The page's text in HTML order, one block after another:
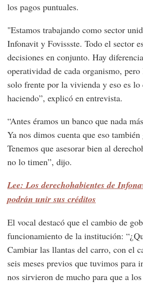
los pagos puntuales.
"Estamos trabajando como sector
Infonavit y Fovissste. Todo el sector
decisiones en conjunto. Hay
operatividad de cada organismo,
solo frente por la vivienda y eso es lo
haciendo”, explicó en entrevista.
“Antes éramos un banco que nada
Ya nos dimos cuenta que eso también
Tenemos que asesorar bien al
no lo timen”, dijo.
Lee: Los derechohabientes de
podrán unir sus créditos
El vocal destacó que el cambio de
funcionamiento de la institución:
Cambiar las llantas del carro, con el
seis meses previos que tuvimos para
nos sirvieron de mucho para que a